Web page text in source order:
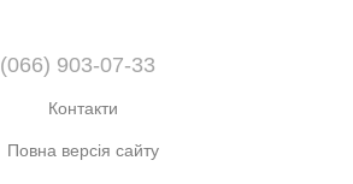
(066) 903-07-33
Контакти
Повна версія сайту